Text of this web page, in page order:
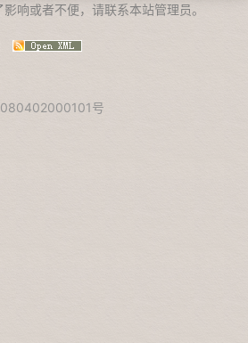
响或者不便，请联系本站管理员。
号